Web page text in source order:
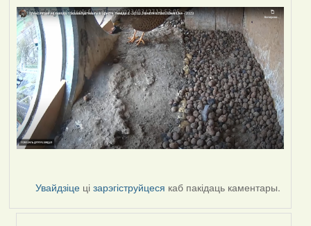
Увайдзіце цізарэгіструйцеся каб пакідаць каментары.